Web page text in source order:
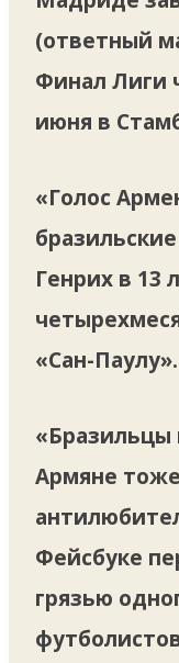
(ответный
Финал Лиги
июня в
«Голос
Генрих в 13
«Сан-Паулу».
«Бразильцы
Армяне
Фейсбуке
грязью